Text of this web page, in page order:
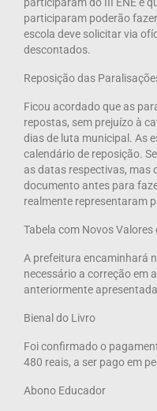
participaram poderão
escola deve solicitar via
descontados.
Reposição das
Ficou acordado que as
repostas, sem prejuízo à
dias de luta municipal. As
calendário de reposição.
as datas respectivas, mas
documento antes para
realmente representaram
Tabela com Novos Valores
A prefeitura encaminhará
necessário a correção em
anteriormente
Bienal do Livro
Foi confirmado o
480 reais, a ser pago em
Abono Educador